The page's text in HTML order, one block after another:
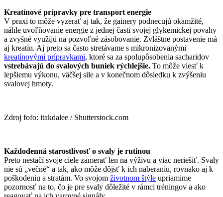
Kreatínové prípravky pre transport energie
V praxi to môže vyzerať aj tak, že gainery podnecujú okamžité,
náhle uvoľňovanie energie z jednej časti svojej glykemickej povahy
a zvyšné využijú na pozvoľné zásobovanie. Zvláštne postavenie má
aj kreatín. Aj preto sa často stretávame s mikronizovanými
kreatínovými prípravkami, ktoré sa za spolupôsobenia sacharidov
vstrebávajú do svalových buniek rýchlejšie. To môže viesť k
lepšiemu výkonu, väčšej sile a v konečnom dôsledku k zvýšeniu
svalovej hmoty.
Zdroj fofo: itakdalee / Shutterstock.com
Každodenná starostlivosť o svaly je rutinou
Preto nestačí svoje ciele zamerať len na výživu a viac neriešiť. Svaly
nie sú „večné“ a tak, ako môže dôjsť k ich naberaniu, rovnako aj k
poškodeniu a stratám. Vo svojom životnom štýle upriamime
pozornosť na to, čo je pre svaly dôležité v rámci tréningov a ako